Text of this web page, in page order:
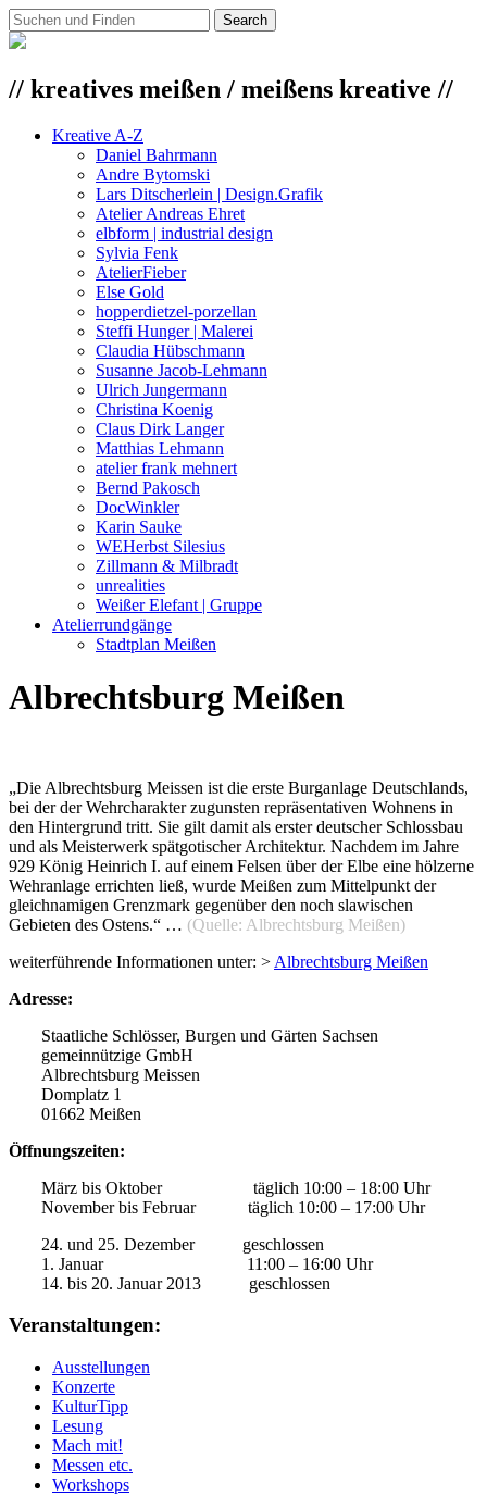
// kreatives meißen / meißens kreative //
Kreative A-Z
Daniel Bahrmann
Andre Bytomski
Lars Ditscherlein | Design.Grafik
Atelier Andreas Ehret
elbform | industrial design
Sylvia Fenk
AtelierFieber
Else Gold
hopperdietzel-porzellan
Steffi Hunger | Malerei
Claudia Hübschmann
Susanne Jacob-Lehmann
Ulrich Jungermann
Christina Koenig
Claus Dirk Langer
Matthias Lehmann
atelier frank mehnert
Bernd Pakosch
DocWinkler
Karin Sauke
WEHerbst Silesius
Zillmann & Milbradt
unrealities
Weißer Elefant | Gruppe
Atelierrundgänge
Stadtplan Meißen
Albrechtsburg Meißen
„Die Albrechtsburg Meissen ist die erste Burganlage Deutschlands,
bei der der Wehrcharakter zugunsten repräsentativen Wohnens in
den Hintergrund tritt. Sie gilt damit als erster deutscher Schlossbau
und als Meisterwerk spätgotischer Architektur. Nachdem im Jahre
929 König Heinrich I. auf einem Felsen über der Elbe eine hölzerne
Wehranlage errichten ließ, wurde Meißen zum Mittelpunkt der
gleichnamigen Grenzmark gegenüber den noch slawischen
Gebieten des Ostens.“ … (Quelle: Albrechtsburg Meißen)
weiterführende Informationen unter: > Albrechtsburg Meißen
Adresse:
Staatliche Schlösser, Burgen und Gärten Sachsen
gemeinnützige GmbH
Albrechtsburg Meissen
Domplatz 1
01662 Meißen
Öffnungszeiten:
März bis Oktober täglich 10:00 – 18:00 Uhr
November bis Februar täglich 10:00 – 17:00 Uhr
24. und 25. Dezember geschlossen
1. Januar 11:00 – 16:00 Uhr
14. bis 20. Januar 2013 geschlossen
Veranstaltungen:
Ausstellungen
Konzerte
KulturTipp
Lesung
Mach mit!
Messen etc.
Workshops